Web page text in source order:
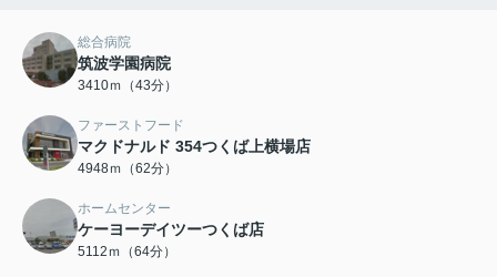
総合病院
筑波学園病院
3410ｍ（43分）
ファーストフード
マクドナルド 354つくば上横場店
4948ｍ（62分）
ホームセンター
ケーヨーデイツーつくば店
5112ｍ（64分）